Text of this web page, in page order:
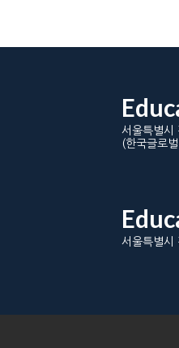
서울특별시
(한국글로
서울특별시